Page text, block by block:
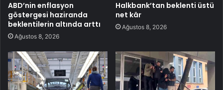
ABD’nin enflasyon
göstergesi haziranda
beklentilerin altında arttı
Ağustos 8, 2026
Halkbank’tan beklenti üstü
net kâr
Ağustos 8, 2026